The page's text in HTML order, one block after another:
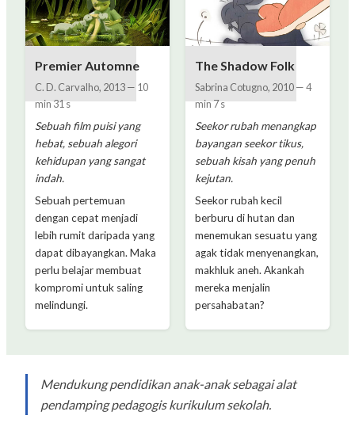
Premier Automne
C. D. Carvalho, 2013— 10
min 31 s
Sebuah film puisi yang
hebat, sebuah alegori
kehidupan yang sangat
indah.
Sebuah pertemuan
dengan cepat menjadi
lebih rumit daripada yang
dapat dibayangkan. Maka
perlu belajar membuat
kompromi untuk saling
melindungi.
The Shadow Folk
Sabrina Cotugno, 2010—4
min 7 s
Seekor rubah menangkap
bayangan seekor tikus,
sebuah kisah yang penuh
kejutan.
Seekor rubah kecil
berburu di hutan dan
menemukan sesuatu yang
agak tidak menyenangkan,
makhluk aneh. Akankah
mereka menjalin
persahabatan?
Mendukung pendidikan anak-anak sebagai alat
pendamping pedagogis kurikulum sekolah.